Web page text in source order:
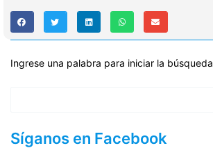
Ingrese una palabra para iniciar la búsqueda
Síganos en Facebook